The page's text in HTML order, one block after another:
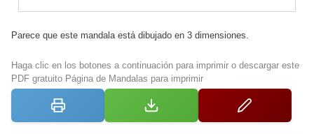
Parece que este mandala está dibujado en 3 dimensiones.
Haga clic en los botones a continuación para imprimir o descargar este
PDF gratuito Página de Mandalas para imprimir